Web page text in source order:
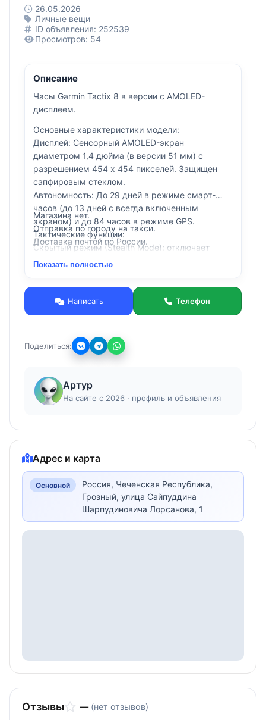
26.05.2026
Личные вещи
ID объявления: 252539
Просмотров: 54
Описание
Часы Garmin Tactix 8 в версии с AMOLED-
дисплеем.
Основные характеристики модели:
Дисплей: Сенсорный AMOLED-экран
диаметром 1,4 дюйма (в версии 51 мм) с
разрешением 454 x 454 пикселей. Защищен
сапфировым стеклом.
Автономность: До 29 дней в режиме смарт-
часов (до 13 дней с всегда включенным
экраном) и до 84 часов в режиме GPS.
Тактические функции:
Скрытый режим (Stealth Mode): отключает
сохранение/передачу GPS и беспроводную
Режим ночного видения: совместимость с ПНВ.
Kill Switch: быстрое удаление всей
пользовательской памяти.
вычислитель.
Встроенный динамик и микрофон для звонков и
индуктивные кнопки для дайвинга (погружение
до 40 метров) и яркий встроенный
светодиодный фонарик.
возможностью снятия ЭКГ, датчик Pulse Ox для
измерения уровня кислорода в крови,
барометрический альтиметр, 3-осевой компас
и гироскоп.
Навигация: Многодиапазонный GPS (Multi-band
Магазина нет.
Отправка по городу на такси.
Доставка почтой по России.
Показать полностью
Написать Телефон
Поделиться:
Артур
На сайте с 2026 · профиль и объявления
Адрес и карта
Основной
Россия, Чеченская Республика,
Грозный, улица Сайпуддина
Шарпудиновича Лорсанова, 1
Отзывы — (нет отзывов)